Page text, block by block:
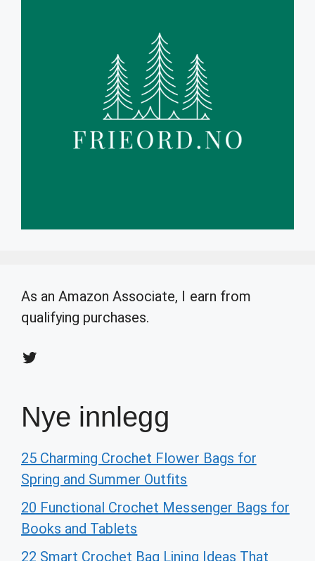
As an Amazon Associate, I earn from
qualifying purchases.
Twitter
Nye innlegg
25 Charming Crochet Flower Bags for
Spring and Summer Outfits
20 Functional Crochet Messenger Bags for
Books and Tablets
22 Smart Crochet Bag Lining Ideas That